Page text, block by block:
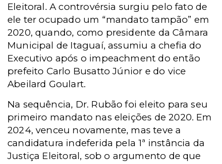
Eleitoral. A controvérsia surgiu pelo fato de
ele ter ocupado um “mandato tampão” em
2020, quando, como presidente da Câmara
Municipal de Itaguaí, assumiu a chefia do
Executivo após o impeachment do então
prefeito Carlo Busatto Júnior e do vice
Abeilard Goulart.
Na sequência, Dr. Rubão foi eleito para seu
primeiro mandato nas eleições de 2020. Em
2024, venceu novamente, mas teve a
candidatura indeferida pela 1ª instância da
Justiça Eleitoral, sob o argumento de que